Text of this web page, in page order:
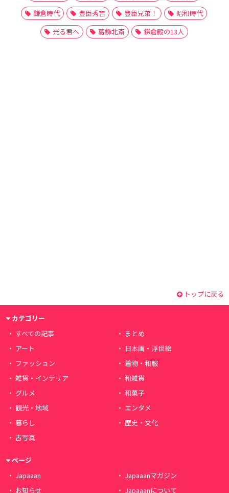
鎌倉時代
豊臣秀吉 豊臣兄弟！
昭和時代
光る君へ
葛飾北斎 鎌倉殿の13人
トップに戻る
カテゴリー
すべての記事
まとめ
アート
日本画・浮世絵
ファッション
着物・和服
雑貨・インテリア
和雑貨
グルメ
和菓子
観光・地域
エンタメ
暮らし
歴史・文化
古写真
ページ
Japaaan
Japaaanマガジン
お知らせ
Japaaanについて